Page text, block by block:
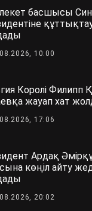
басшысы
10:00
Королі
жауап хат
17:06
Ардақ
көңіл айту
20:02